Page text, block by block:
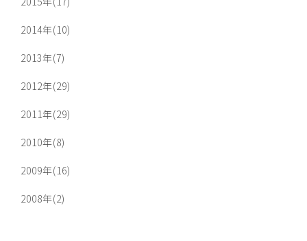
2014年(10)
2013年(7)
2012年(29)
2011年(29)
2010年(8)
2009年(16)
2008年(2)